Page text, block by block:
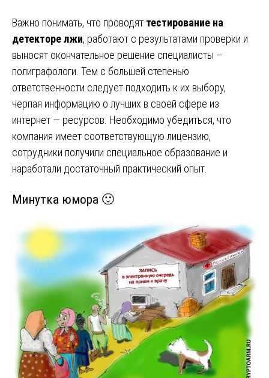
Важно понимать, что проводят тестирование на
детекторе лжи, работают с результатами проверки и
выносят окончательное решение специалисты –
полиграфологи. Тем с большей степенью
ответственности следует подходить к их выбору,
черпая информацию о лучших в своей сфере из
интернет — ресурсов. Необходимо убедиться, что
компания имеет соответствующую лицензию,
сотрудники получили специальное образование и
наработали достаточный практический опыт.
Минутка юмора 🙂